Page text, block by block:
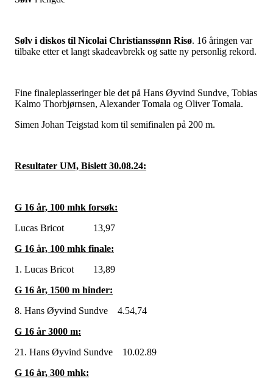
Sølv i diskos til Nicolai Christianssønn Risø. 16 åringen var
tilbake etter et langt skadeavbrekk og satte ny personlig rekord.
Fine finaleplasseringer ble det på Hans Øyvind Sundve, Tobias
Kalmo Thorbjørnsen, Alexander Tomala og Oliver Tomala.
Simen Johan Teigstad kom til semifinalen på 200 m.
Resultater UM, Bislett 30.08.24:
G 16 år, 100 mhk forsøk:
Lucas Bricot 13,97
G 16 år, 100 mhk finale:
1. Lucas Bricot 13,89
G 16 år, 1500 m hinder:
8. Hans Øyvind Sundve 4.54,74
G 16 år 3000 m:
21. Hans Øyvind Sundve 10.02.89
G 16 år, 300 mhk: